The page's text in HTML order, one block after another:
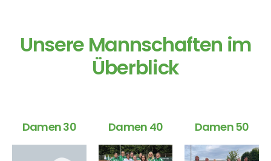
Unsere Mannschaften im
Überblick
Damen 30 Damen 40 Damen 50